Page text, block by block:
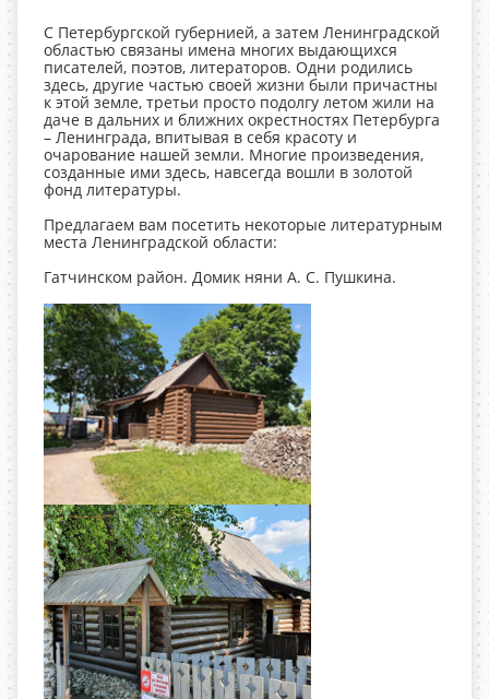
С Петербургской губернией, а затем Ленинградской
областью связаны имена многих выдающихся
писателей, поэтов, литераторов. Одни родились
здесь, другие частью своей жизни были причастны
к этой земле, третьи просто подолгу летом жили на
даче в дальних и ближних окрестностях Петербурга
– Ленинграда, впитывая в себя красоту и
очарование нашей земли. Многие произведения,
созданные ими здесь, навсегда вошли в золотой
фонд литературы.
Предлагаем вам посетить некоторые литературным
места Ленинградской области:
Гатчинском район. Домик няни А. С. Пушкина.